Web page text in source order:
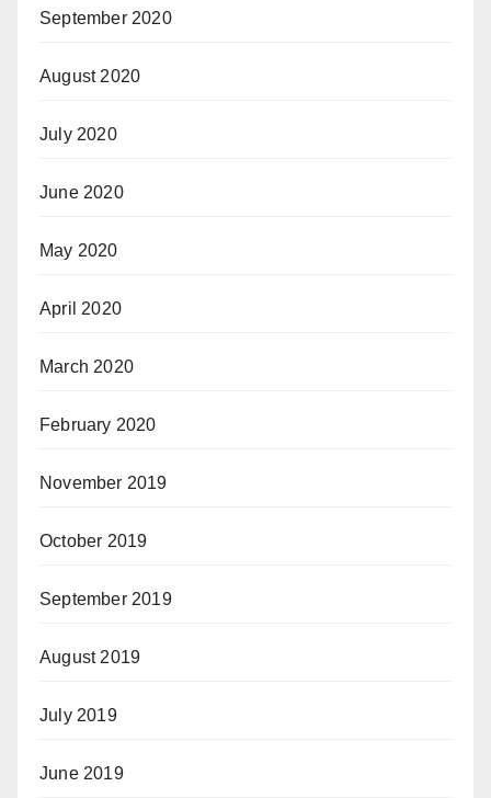
September 2020
August 2020
July 2020
June 2020
May 2020
April 2020
March 2020
February 2020
November 2019
October 2019
September 2019
August 2019
July 2019
June 2019